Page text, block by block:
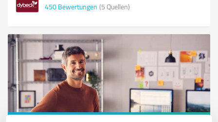
450 Bewertungen (5 Quellen)